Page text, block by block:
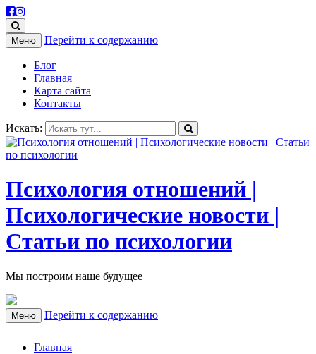
Меню Перейти к содержанию
Блог
Главная
Карта сайта
Контакты
Искать:
Психология отношений |
Психологические новости |
Статьи по психологии
Мы построим наше будущее
Меню Перейти к содержанию
Главная